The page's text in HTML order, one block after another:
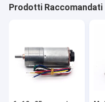
Prodotti Raccomandati